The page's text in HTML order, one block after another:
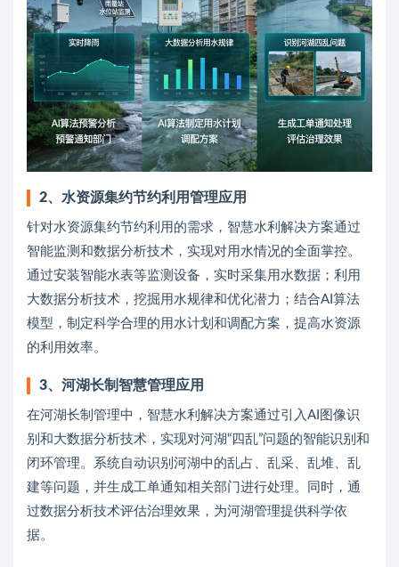
2、 水资源集约节约利用管理应用
针对水资源集约节约利用的需求，智慧水利解决方案通过
智能监测和数据分析技术，实现对用水情况的全面掌控。
通过安装智能水表等监测设备，实时采集用水数据；利用
大数据分析技术，挖掘用水规律和优化潜力；结合AI算法
模型，制定科学合理的用水计划和调配方案，提高水资源
的利用效率。
3、 河湖长制智慧管理应用
在河湖长制管理中，智慧水利解决方案通过引入AI图像识
别和大数据分析技术，实现对河湖“四乱”问题的智能识别和
闭环管理。系统自动识别河湖中的乱占、乱采、乱堆、乱
建等问题，并生成工单通知相关部门进行处理。同时，通
过数据分析技术评估治理效果，为河湖管理提供科学依
据。